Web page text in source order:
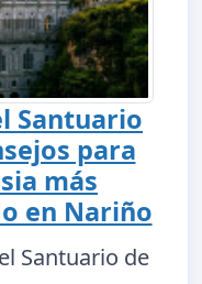
Santuario
para
más
en Nariño
Santuario de